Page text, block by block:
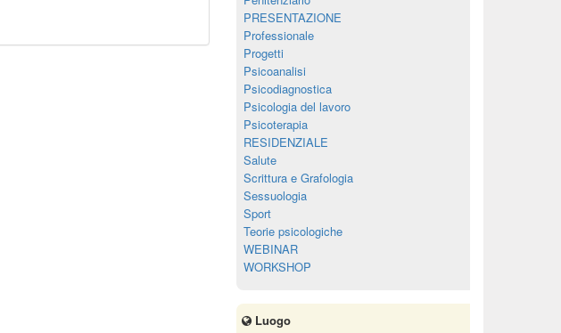
PRESENTAZIONE
Professionale
Progetti
Psicoanalisi
Psicodiagnostica
Psicologia del lavoro
Psicoterapia
RESIDENZIALE
Salute
Scrittura e Grafologia
Sessuologia
Sport
Teorie psicologiche
WEBINAR
WORKSHOP
Luogo